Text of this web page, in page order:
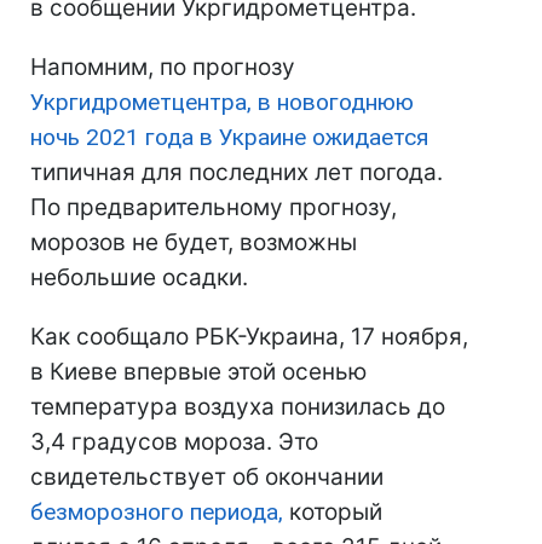
в сообщении Укргидрометцентра.
Напомним, по прогнозу
Укргидрометцентра, в новогоднюю
ночь 2021 года в Украине ожидается
типичная для последних лет погода.
По предварительному прогнозу,
морозов не будет, возможны
небольшие осадки.
Как сообщало РБК-Украина, 17 ноября,
в Киеве впервые этой осенью
температура воздуха понизилась до
3,4 градусов мороза. Это
свидетельствует об окончании
безморозного периода, который